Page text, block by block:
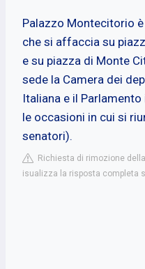
Palazzo Montecitorio
che si affaccia su
e su piazza di Monte
sede la Camera dei
Italiana e il
le occasioni in cui si
senatori).
Richiesta di rimozione
isualizza la risposta completa